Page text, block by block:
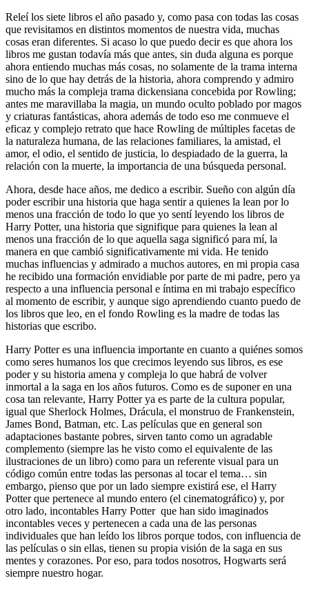
Releí los siete libros el año pasado y, como pasa con todas las cosas
que revisitamos en distintos momentos de nuestra vida, muchas
cosas eran diferentes. Si acaso lo que puedo decir es que ahora los
libros me gustan todavía más que antes, sin duda alguna es porque
ahora entiendo muchas más cosas, no solamente de la trama interna
sino de lo que hay detrás de la historia, ahora comprendo y admiro
mucho más la compleja trama dickensiana concebida por Rowling;
antes me maravillaba la magia, un mundo oculto poblado por magos
y criaturas fantásticas, ahora además de todo eso me conmueve el
eficaz y complejo retrato que hace Rowling de múltiples facetas de
la naturaleza humana, de las relaciones familiares, la amistad, el
amor, el odio, el sentido de justicia, lo despiadado de la guerra, la
relación con la muerte, la importancia de una búsqueda personal.
Ahora, desde hace años, me dedico a escribir. Sueño con algún día
poder escribir una historia que haga sentir a quienes la lean por lo
menos una fracción de todo lo que yo sentí leyendo los libros de
Harry Potter, una historia que signifique para quienes la lean al
menos una fracción de lo que aquella saga significó para mí, la
manera en que cambió significativamente mi vida. He tenido
muchas influencias y admirado a muchos autores, en mi propia casa
he recibido una formación envidiable por parte de mi padre, pero ya
respecto a una influencia personal e íntima en mi trabajo específico
al momento de escribir, y aunque sigo aprendiendo cuanto puedo de
los libros que leo, en el fondo Rowling es la madre de todas las
historias que escribo.
Harry Potter es una influencia importante en cuanto a quiénes somos
como seres humanos los que crecimos leyendo sus libros, es ese
poder y su historia amena y compleja lo que habrá de volver
inmortal a la saga en los años futuros. Como es de suponer en una
cosa tan relevante, Harry Potter ya es parte de la cultura popular,
igual que Sherlock Holmes, Drácula, el monstruo de Frankenstein,
James Bond, Batman, etc. Las películas que en general son
adaptaciones bastante pobres, sirven tanto como un agradable
complemento (siempre las he visto como el equivalente de las
ilustraciones de un libro) como para un referente visual para un
código común entre todas las personas al tocar el tema… sin
embargo, pienso que por un lado siempre existirá ese, el Harry
Potter que pertenece al mundo entero (el cinematográfico) y, por
otro lado, incontables Harry Potter que han sido imaginados
incontables veces y pertenecen a cada una de las personas
individuales que han leído los libros porque todos, con influencia de
las películas o sin ellas, tienen su propia visión de la saga en sus
mentes y corazones. Por eso, para todos nosotros, Hogwarts será
siempre nuestro hogar.